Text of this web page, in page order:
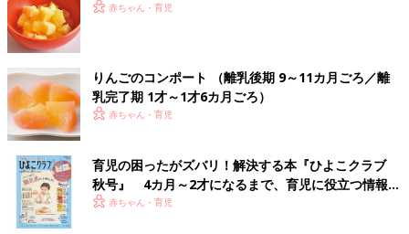
赤ちゃん・育児
りんごのコンポート （離乳後期 9～11カ月ごろ／離
乳完了期 1才～1才6カ月ごろ）
赤ちゃん・育児
育児の困ったがズバリ！解決する本『ひよこクラブ
秋号』 4カ月～2才になるまで、育児に役立つ情報が
いっぱい！
赤ちゃん・育児